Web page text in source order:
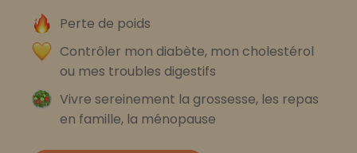
Perte de poids
Contrôler mon diabète, mon cholestérol
ou mes troubles digestifs
Vivre sereinement la grossesse, les repas
en famille, la ménopause